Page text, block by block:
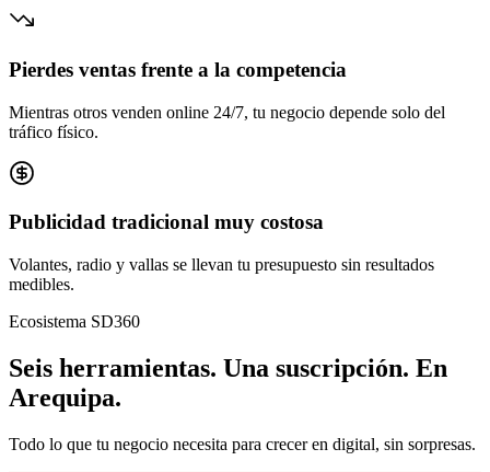
Pierdes ventas frente a la competencia
Mientras otros venden online 24/7, tu negocio depende solo del
tráfico físico.
Publicidad tradicional muy costosa
Volantes, radio y vallas se llevan tu presupuesto sin resultados
medibles.
Ecosistema SD360
Seis herramientas. Una suscripción. En
Arequipa.
Todo lo que tu negocio necesita para crecer en digital, sin sorpresas.